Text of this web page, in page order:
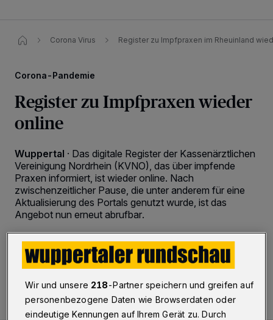
Corona Virus Register zu Impfpraxen im Rheuinland
Corona-Pandemie
Register zu Impfpraxen wieder
online
Wuppertal · Das digitale Register der Kassenärztlichen
Vereinigung Nordrhein (KVNO), das über impfende
Praxen informiert, ist wieder online. Nach
zwischenzeitlicher Pause, die unter anderem für eine
Aktualisierung des Portals genutzt wurde, ist das
Angebot nun erneut abrufbar.
23.11.2022 , 10:00 Uhr 2 Minuten Lesezeit
Wir und unsere 218-Partner speichern und greifen auf
personenbezogene Daten wie Browserdaten oder
eindeutige Kennungen auf Ihrem Gerät zu. Durch